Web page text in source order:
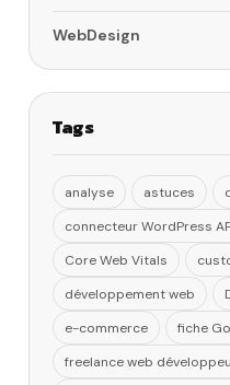
WebDesign
Tags
analyse astuces
connecteur WordPress
Core Web Vitals
développement web
e-commerce
fiche
freelance web